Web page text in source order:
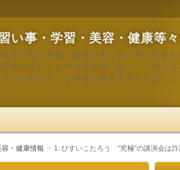
い事・学習・美容・健康等
宅で稼ぐ副業、趣味の事、習い事、お金
報のあれこれや今話題の「あっ」と感じ
のお役にたてる情報が発見出来ると思い
・健康情報 1. ひすいこたろう “究極”の講演会は